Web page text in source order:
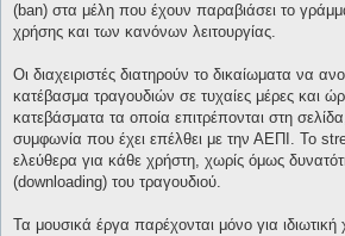
(ban) στα μέλη που έχουν παραβιάσει το
χρήσης και των κανόνων λειτουργίας.
Οι διαχειριστές διατηρούν το δικαίωματα να
κατέβασμα τραγουδιών σε τυχαίες μέρες και
κατεβάσματα τα οποία επιτρέπονται στη
συμφωνία που έχει επέλθει με την ΑΕΠΙ. Το
ελεύθερα για κάθε χρήστη, χωρίς όμως
(downloading) του τραγουδιού.
Τα μουσικά έργα παρέχονται μόνο για